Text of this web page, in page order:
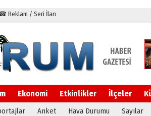
Reklam / Seri İlan
Ekonomi Etkinlikler İlçeler
Anket Hava Durumu Sayılar